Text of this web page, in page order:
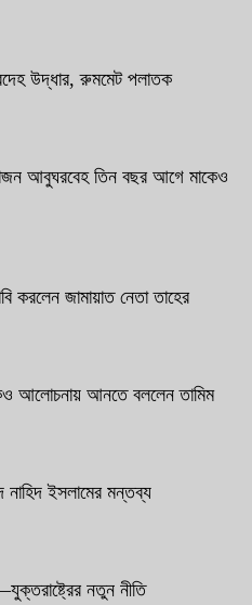
উদ্ধার, রুমমেট পলাতক
আবুঘরবেহ তিন বছর আগে মাকেও
করলেন জামায়াত নেতা তাহের
আলোচনায় আনতে বললেন তামিম
নাহিদ ইসলামের মন্তব্য
নতুন নীতি